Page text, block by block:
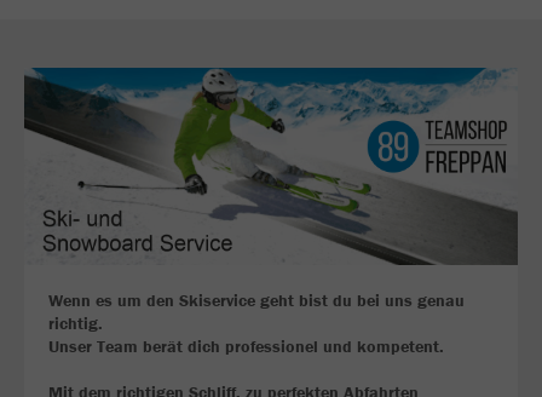
Wenn es um den Skiservice geht bist du bei uns genau
richtig.
Unser Team berät dich professionel und kompetent.
Mit dem richtigen Schliff, zu perfekten Abfahrten